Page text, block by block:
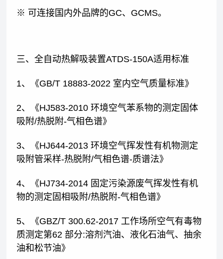
※ 可连接国内外品牌的GC、GCMS。
三、全自动热解吸装置ATDS-150A适用标准
1、《GB/T 18883-2022 室内空气质量标准》
2、《HJ583-2010 环境空气苯系物的测定固体
吸附/热脱附-气相色谱》
3、《HJ644-2013 环境空气挥发性有机物测定
吸附管采样-热脱附/气相色谱-质谱法》
4、《HJ734-2014 固定污染源废气挥发性有机
物的测定固相吸附/热脱附-气相色谱》
5、《GBZ/T 300.62-2017 工作场所空气有毒物
质测定第62 部分:溶剂汽油、液化石油气、抽余
油和松节油》